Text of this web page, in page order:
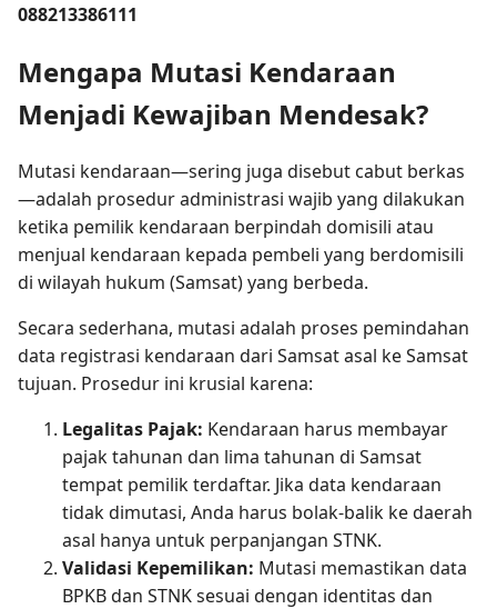
088213386111
Mengapa Mutasi Kendaraan
Menjadi Kewajiban Mendesak?
Mutasi kendaraan—sering juga disebut cabut berkas
—adalah prosedur administrasi wajib yang dilakukan
ketika pemilik kendaraan berpindah domisili atau
menjual kendaraan kepada pembeli yang berdomisili
di wilayah hukum (Samsat) yang berbeda.
Secara sederhana, mutasi adalah proses pemindahan
data registrasi kendaraan dari Samsat asal ke Samsat
tujuan. Prosedur ini krusial karena:
Legalitas Pajak: Kendaraan harus membayar
pajak tahunan dan lima tahunan di Samsat
tempat pemilik terdaftar. Jika data kendaraan
tidak dimutasi, Anda harus bolak-balik ke daerah
asal hanya untuk perpanjangan STNK.
Validasi Kepemilikan: Mutasi memastikan data
BPKB dan STNK sesuai dengan identitas dan